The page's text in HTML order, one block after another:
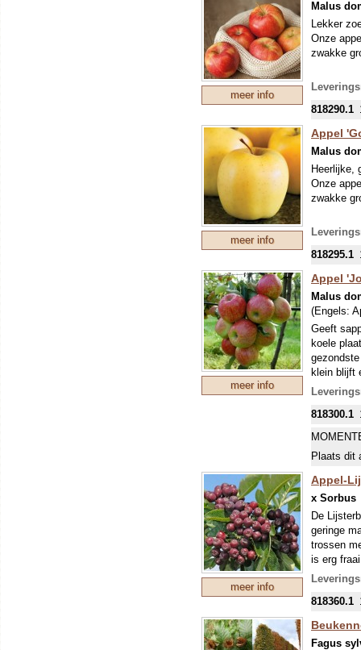
meer info
Malus
Lekker
Onze
zwakke
818290.1
meer info
Appel
Malus
Heerlijke,
Onze
zwakke
818295.1
meer info
Appel
Malus
(Engels:
Geeft
koele
klein blijft
buurt
productie
in
volgen
Onze
zwakke
818300.1
Plaats dit
meer info
Appel-
x Sorbus
De
geringe
trossen
is erg
ook
818360.1
Fagus